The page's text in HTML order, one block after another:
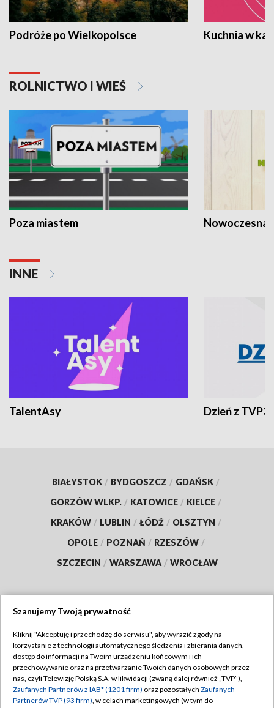
Podróże po Wielkopolsce Kuchnia w
ROLNICTWO I WIEŚ
Poza miastem Nowoczesna
INNE
TalentAsy Dzień z TVP3
BIAŁYSTOK / BYDGOSZCZ / GDAŃSK /
GORZÓW WLKP. / KATOWICE / KIELCE /
KRAKÓW / LUBLIN / ŁÓDŹ / OLSZTYN /
OPOLE / POZNAŃ / RZESZÓW /
SZCZECIN / WARSZAWA / WROCŁAW
TVP
Abonament TVP
Emisja w TVP
Regulamin TVP
Polityka prywatności
Szanujemy Twoją prywatność
Kliknij "Akceptuję i przechodzę do serwisu", aby wyrazić zgody na
korzystanie z technologii automatycznego śledzenia i zbierania danych,
dostęp do informacji na Twoim urządzeniu końcowym i ich
przechowywanie oraz na przetwarzanie Twoich danych osobowych przez
nas, czyli Telewizję Polską S.A. w likwidacji (zwaną dalej również „TVP”),
Zaufanych Partnerów z IAB* (1201 firm) oraz pozostałych Zaufanych
Partnerów TVP (93 firm), w celach marketingowych (w tym do